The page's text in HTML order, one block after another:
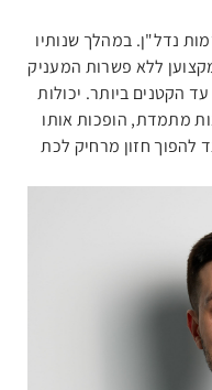
נדל"ן. במהלך שנותיו
ללא פשרות המעניק
הקטנים ביותר. יכולות
מתמדת, הופכות אותו
להפוך חזון מרחיק לכת